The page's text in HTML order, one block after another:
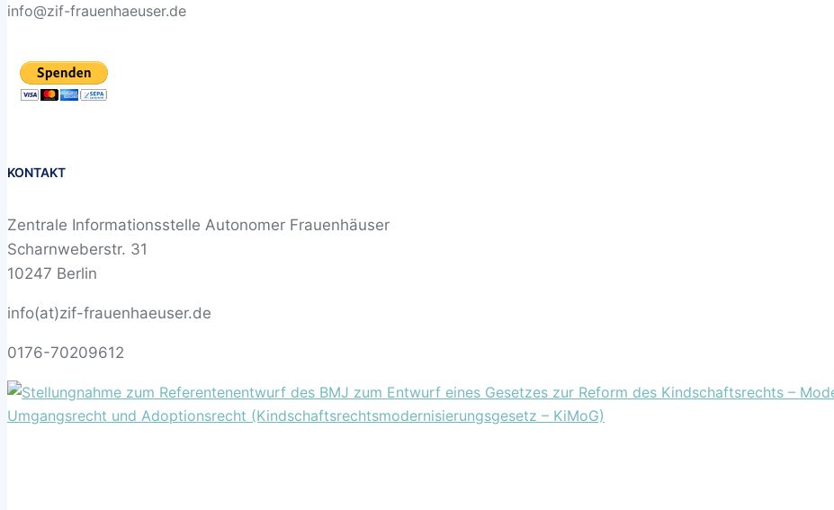
info@zif-frauenhaeuser.de
KONTAKT
Zentrale Informationsstelle Autonomer Frauenhäuser
Scharnweberstr. 31
10247 Berlin
info(at)zif-frauenhaeuser.de
0176-70209612